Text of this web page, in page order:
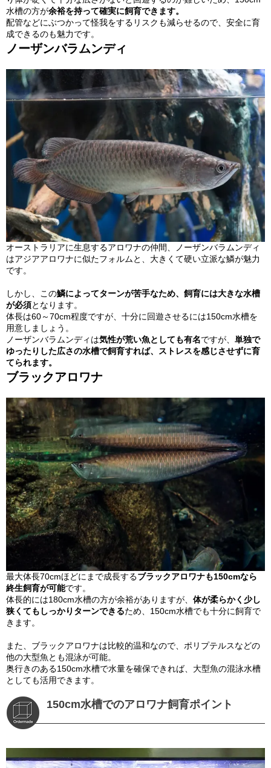
水槽の方が余裕を持って確実に飼育できます。
配管などにぶつかって怪我をするリスクも減らせるので、安全に育
成できるのも魅力です。
ノーザンバラムンディ
オーストラリアに生息するアロワナの仲間、ノーザンバラムンディ
はアジアアロワナに似たフォルムと、大きくて硬い立派な鱗が魅力
です。
しかし、この鱗によってターンが苦手なため、飼育には大きな水槽
が必須となります。
体長は60～70cm程度ですが、十分に回遊させるには150cm水槽を
用意しましょう。
ノーザンバラムンディは気性が荒い魚としても有名ですが、 単独で
ゆったりした広さの水槽で飼育すれば、ストレスを感じさせずに育
てられます。
ブラックアロワナ
最大体長70cmほどにまで成長するブラックアロワナも150cmなら
終生飼育が可能です。
体長的には180cm水槽の方が余裕がありますが、 体が柔らかく少し
狭くてもしっかりターンできるため、150cm水槽でも十分に飼育で
きます。
また、ブラックアロワナは比較的温和なので、ポリプテルスなどの
他の大型魚とも混泳が可能。
奥行きのある150cm水槽で水量を確保できれば、大型魚の混泳水槽
としても活用できます。
150cm水槽でのアロワナ飼育ポイント